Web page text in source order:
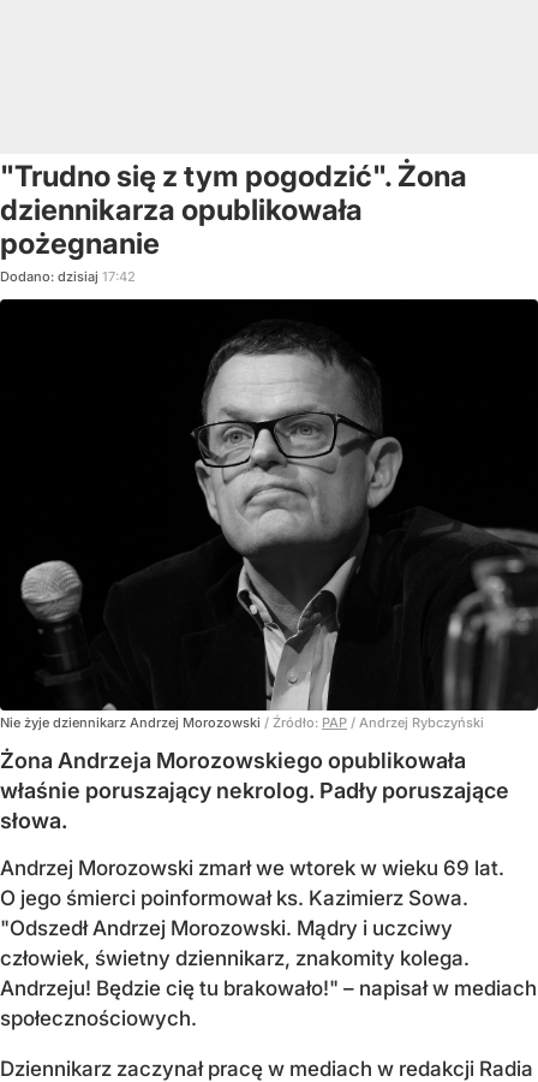
"Trudno się z tym pogodzić". Żona
dziennikarza opublikowała
pożegnanie
Dodano: dzisiaj 17:42
Nie żyje dziennikarz Andrzej Morozowski / Źródło: PAP / Andrzej Rybczyński
Żona Andrzeja Morozowskiego opublikowała
właśnie poruszający nekrolog. Padły poruszające
słowa.
Andrzej Morozowski zmarł we wtorek w wieku 69 lat.
O jego śmierci poinformował ks. Kazimierz Sowa.
"Odszedł Andrzej Morozowski. Mądry i uczciwy
człowiek, świetny dziennikarz, znakomity kolega.
Andrzeju! Będzie cię tu brakowało!" – napisał w mediach
społecznościowych.
Dziennikarz zaczynał pracę w mediach w redakcji Radia